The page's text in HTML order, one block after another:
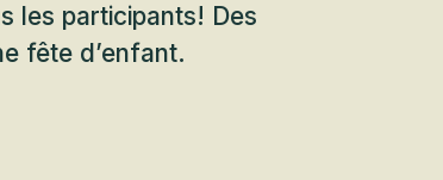
les participants! Des
fête d’enfant.